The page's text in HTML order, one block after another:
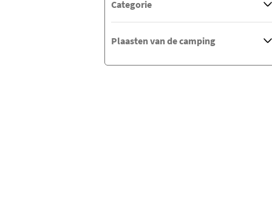
Categorie
Plaasten van de camping